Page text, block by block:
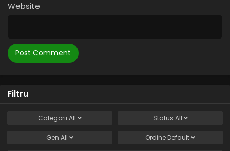
Website
Filtru
Categorii All Status All
Gen All Ordine Default